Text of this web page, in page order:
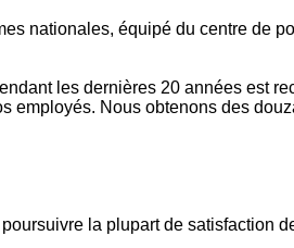
nationales, équipé du centre de
les dernières 20 années est
employés. Nous obtenons des
la plupart de satisfaction